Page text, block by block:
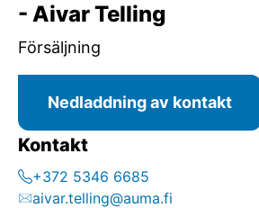
- Aivar Telling
Försäljning
Nedladdning av kontakt
Kontakt
+372 5346 6685
aivar.telling@auma.fi